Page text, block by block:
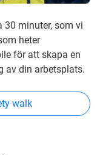
30 minuter, som vi
heter
för att skapa en
av din arbetsplats.
walk